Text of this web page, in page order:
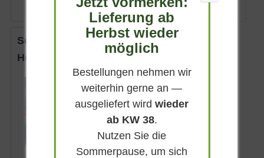
Sonnenröschen 'Red Orient'
Helianthemum cultorum 'Red Orient'
Immergrün
Tiefrot
Sonnig
Mai - Juli
bis zu 20 cm
Lieferung ab
Herbst wieder
möglich
Bestellungen nehmen wir
weiterhin gerne an —
ausgeliefert wirdwieder
ab KW 38.
Nutzen Sie die
Sommerpause, um sich